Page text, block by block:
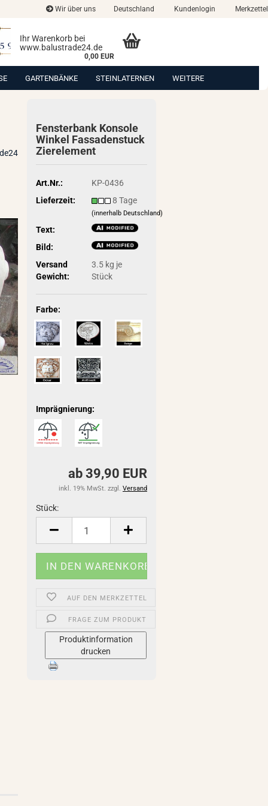
Wir über uns Deutschland Kundenlogin Merkzettel
Ihr Warenkorb bei
www.balustrade24.de
0,00 EUR
GARTENBÄNKE STEINLATERNEN WEITERE
Fens­ter­bank Kon­so­le
Win­kel Fas­sa­den­stuck
Zier­ele­ment
Art.Nr.:
KP-0436
Lieferzeit:
8 Tage
(innerhalb Deutschland)
Text:
Bild:
Versand
Gewicht:
3.5kg je
Stück
Farbe:
Imprägnierung:
ab 39,90 EUR
inkl. 19% MwSt. zzgl. Versand
Stück:
Stück
AUF DEN MERKZETTEL
FRAGE ZUM PRODUKT
Produktinformation
drucken